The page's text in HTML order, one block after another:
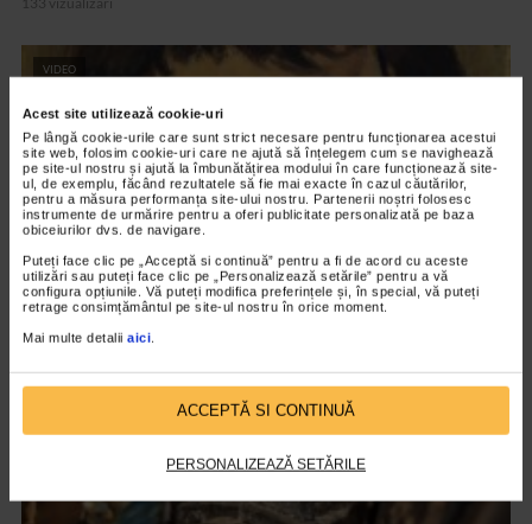
Acest site utilizează cookie-uri
Pe lângă cookie-urile care sunt strict necesare pentru funcționarea acestui
site web, folosim cookie-uri care ne ajută să înțelegem cum se navighează
pe site-ul nostru și ajută la îmbunătățirea modului în care funcționează site-
ul, de exemplu, făcând rezultatele să fie mai exacte în cazul căutărilor,
pentru a măsura performanța site-ului nostru. Partenerii noștri folosesc
instrumente de urmărire pentru a oferi publicitate personalizată pe baza
obiceiurilor dvs. de navigare.
Puteți face clic pe „Acceptă si continuă” pentru a fi de acord cu aceste
utilizări sau puteți face clic pe „Personalizează setările” pentru a vă
configura opțiunile. Vă puteți modifica preferințele și, în special, vă puteți
retrage consimțământul pe site-ul nostru în orice moment.
Mai multe detalii aici.
ACCEPTĂ SI CONTINUĂ
PERSONALIZEAZĂ SETĂRILE
VIDEO
CLIPA DE ARTA
Nicolae Tonitza – Pictor al copiilor